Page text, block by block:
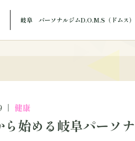
岐阜 パーソナルジムD.O.M.S（ドムス）
ブログ
健康
ら始める岐阜パーソ